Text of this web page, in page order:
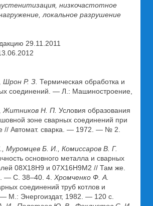
низкочастотное
локальное разрушение
29.11.2011
Шрон Р. З. Термическая обработка и
соединений. — Л.: Машиностроение,
Житников Н. П. Условия образования
зоне сварных соединений при
// Автомат. сварка. — 1972. — № 2.
Муромцев Б. И., Комиссаров В. Г.
основного металла и сварных
08Х18Н9 и 07Х16Н9М2 // Там же.
С. 38–40. 4. Хромченко Ф. А.
соединений труб котлов и
М.: Энергоиздат, 1982. — 120 с.